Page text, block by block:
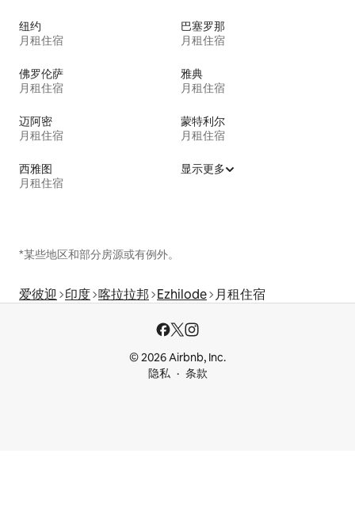
纽约
月租住宿
巴塞罗那
月租住宿
佛罗伦萨
月租住宿
雅典
月租住宿
迈阿密
月租住宿
蒙特利尔
月租住宿
西雅图
月租住宿
显示更多
*某些地区和部分房源或有例外。
爱彼迎 印度 喀拉拉邦 Ezhilode 月租住宿
© 2026 Airbnb, Inc.
隐私
条款